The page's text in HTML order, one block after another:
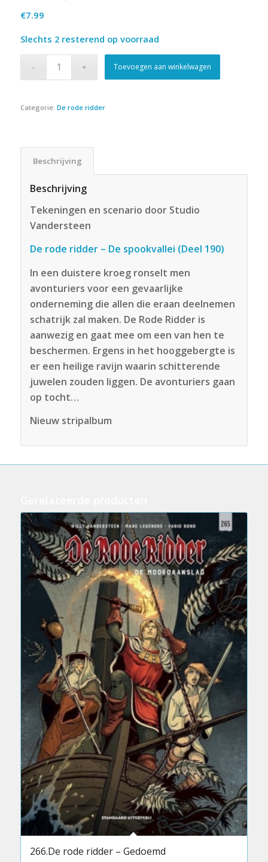
€7.99
Slechts 2 resterend op voorraad
Toevoegen aan winkelwagen
Categorie: De rode ridder
Beschrijving
Beschrijving
Tekeningen en scenario door Studio
Vandersteen
De rode ridder – De spookvallei (Deel 190)
In een duistere kroeg ronselt men
avonturiers voor een gevaarlijke
onderneming die allen die eraan deelnemen
schatrijk zal maken. De Rode Ridder is
aanwezig en gaat mee om een van hen te
beschermen. Ergens in het hooggebergte is
er een heilige ravijn waarin schitterende
juwelen zouden liggen. De avonturiers gaan
op tocht…
Nieuw stripalbum
266.De rode ridder – Gedoemd